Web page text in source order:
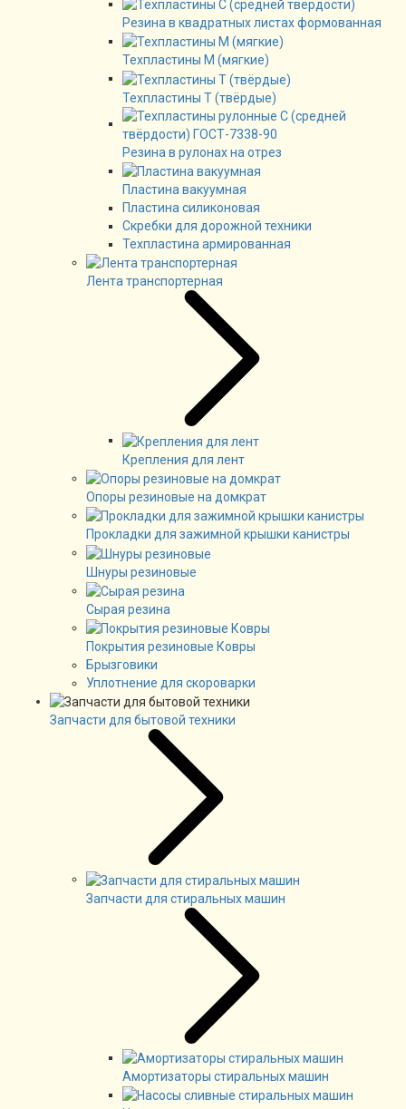
Резина в квадратных листах формованная
Техпластины М (мягкие)
Техпластины Т (твёрдые)
Резина в рулонах на отрез
Пластина вакуумная
Пластина силиконовая
Скребки для дорожной техники
Техпластина армированная
Лента транспортерная
Крепления для лент
Опоры резиновые на домкрат
Прокладки для зажимной крышки канистры
Шнуры резиновые
Сырая резина
Покрытия резиновые Ковры
Брызговики
Уплотнение для скороварки
Запчасти для бытовой техники
Запчасти для стиральных машин
Амортизаторы стиральных машин